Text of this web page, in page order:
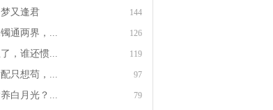
144
又逢君
126
通两界，...
119
，谁还惯...
97
只想苟，...
79
白月光？...